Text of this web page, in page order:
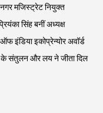
मजिस्ट्रेट नियुक्त
सिंह बनीं अध्यक्ष
इंडिया इकोप्रेन्योर अवॉर्ड
के संतुलन और लय ने जीता दिल